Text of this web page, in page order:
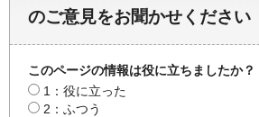
のご意見をお聞かせください
このページの情報は役に立ちましたか？
1：役に立った
2：ふつう